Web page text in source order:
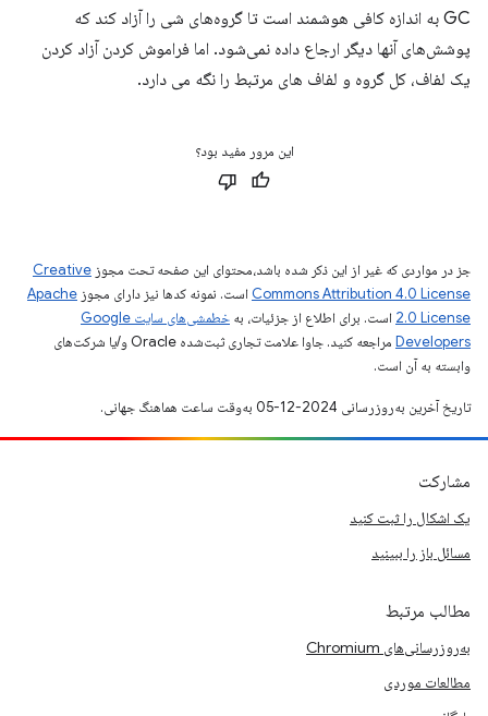
GC به اندازه کافی هوشمند است تا گروه‌های شی را آزاد کند که
پوشش‌های آنها دیگر ارجاع داده نمی‌شود. اما فراموش کردن آزاد کردن
یک لفاف، کل گروه و لفاف های مرتبط را نگه می دارد.
این مرور مفید بود؟
جز در مواردی که غیر از این ذکر شده باشد،‌محتوای این صفحه تحت مجوز Creative
Commons Attribution 4.0 License است. نمونه کدها نیز دارای مجوز Apache
2.0 License است. برای اطلاع از جزئیات، به
خطمشی‌های سایت Google
Developers‏
مراجعه کنید. جاوا علامت تجاری ثبت‌شده Oracle و/یا شرکت‌های
وابسته به آن است.
تاریخ آخرین به‌روزرسانی 2024-12-05 به‌وقت ساعت هماهنگ جهانی.
مشارکت
یک اشکال را ثبت کنید
مسائل باز را ببینید
مطالب مرتبط
به‌روزرسانی‌های Chromium
مطالعات موردی